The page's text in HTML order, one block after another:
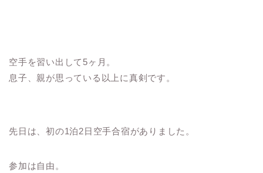
空手を習い出して5ヶ月。
息子、親が思っている以上に真剣です。
先日は、初の1泊2日空手合宿がありました。
参加は自由。